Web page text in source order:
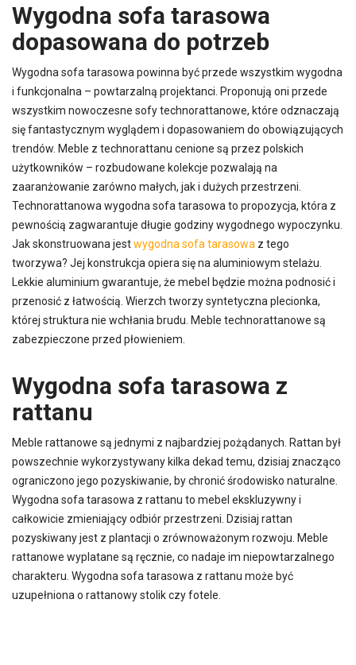
Wygodna sofa tarasowa
dopasowana do potrzeb
Wygodna sofa tarasowa powinna być przede wszystkim wygodna
i funkcjonalna – powtarzalną projektanci. Proponują oni przede
wszystkim nowoczesne sofy technorattanowe, które odznaczają
się fantastycznym wyglądem i dopasowaniem do obowiązujących
trendów. Meble z technorattanu cenione są przez polskich
użytkowników – rozbudowane kolekcje pozwalają na
zaaranżowanie zarówno małych, jak i dużych przestrzeni.
Technorattanowa wygodna sofa tarasowa to propozycja, która z
pewnością zagwarantuje długie godziny wygodnego wypoczynku.
Jak skonstruowana jestwygodna sofa tarasowa z tego
tworzywa? Jej konstrukcja opiera się na aluminiowym stelażu.
Lekkie aluminium gwarantuje, że mebel będzie można podnosić i
przenosić z łatwością. Wierzch tworzy syntetyczna plecionka,
której struktura nie wchłania brudu. Meble technorattanowe są
zabezpieczone przed płowieniem.
Wygodna sofa tarasowa z
rattanu
Meble rattanowe są jednymi z najbardziej pożądanych. Rattan był
powszechnie wykorzystywany kilka dekad temu, dzisiaj znacząco
ograniczono jego pozyskiwanie, by chronić środowisko naturalne.
Wygodna sofa tarasowa z rattanu to mebel ekskluzywny i
całkowicie zmieniający odbiór przestrzeni. Dzisiaj rattan
pozyskiwany jest z plantacji o zrównoważonym rozwoju. Meble
rattanowe wyplatane są ręcznie, co nadaje im niepowtarzalnego
charakteru. Wygodna sofa tarasowa z rattanu może być
uzupełniona o rattanowy stolik czy fotele.